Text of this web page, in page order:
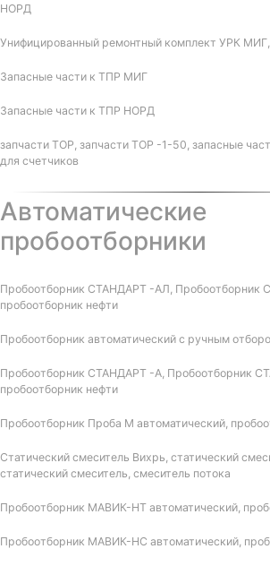
НОРД
Унифицированный ремонтный комплект УРК
Запасные части к ТПР МИГ
Запасные части к ТПР НОРД
запчасти ТОР, запчасти ТОР -1-50, запасные
для счетчиков
Автоматические
пробоотборники
Пробоотборник СТАНДАРТ -АЛ, Пробоотборник
пробоотборник нефти
Пробоотборник автоматический с ручным
Пробоотборник СТАНДАРТ -А, Пробоотборник
пробоотборник нефти
Пробоотборник Проба М автоматический,
Статический смеситель Вихрь, статический
статический смеситель, смеситель потока
Пробоотборник МАВИК-НТ автоматический,
Пробоотборник МАВИК-НС автоматический,